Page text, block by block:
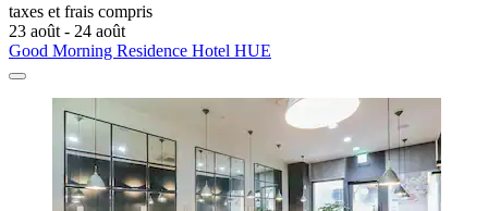
taxes et frais compris
23 août - 24 août
Good Morning Residence Hotel HUE